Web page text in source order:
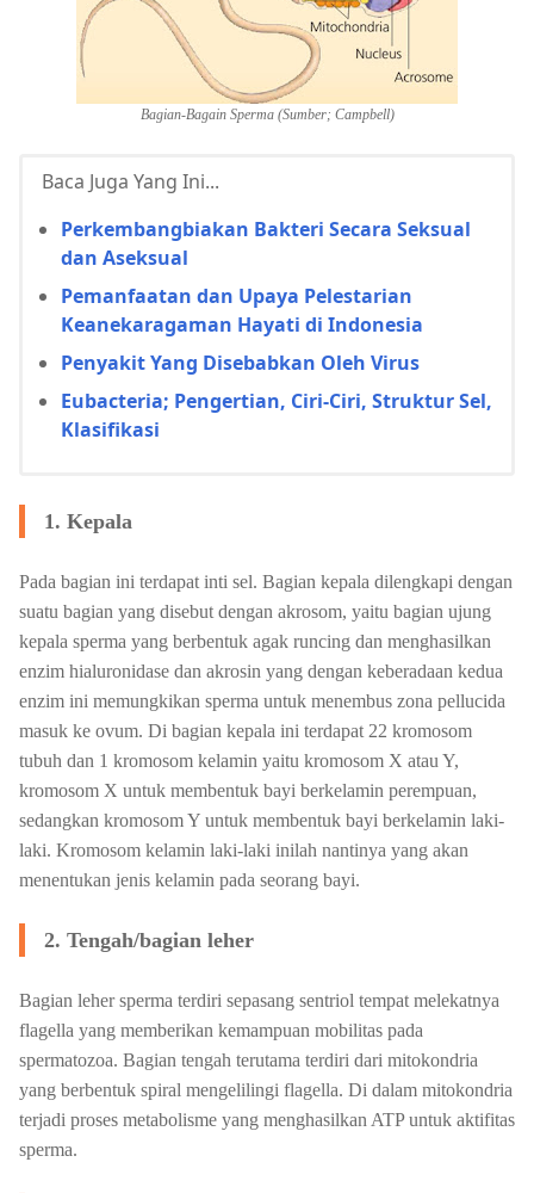
Bagian-Bagain Sperma (Sumber; Campbell)
Baca Juga Yang Ini...
Perkembangbiakan Bakteri Secara Seksual
dan Aseksual
Pemanfaatan dan Upaya Pelestarian
Keanekaragaman Hayati di Indonesia
Penyakit Yang Disebabkan Oleh Virus
Eubacteria; Pengertian, Ciri-Ciri, Struktur Sel,
Klasifikasi
1. Kepala
Pada bagian ini terdapat inti sel. Bagian kepala dilengkapi dengan
suatu bagian yang disebut dengan akrosom, yaitu bagian ujung
kepala sperma yang berbentuk agak runcing dan menghasilkan
enzim hialuronidase dan akrosin yang dengan keberadaan kedua
enzim ini memungkikan sperma untuk menembus zona pellucida
masuk ke ovum. Di bagian kepala ini terdapat 22 kromosom
tubuh dan 1 kromosom kelamin yaitu kromosom X atau Y,
kromosom X untuk membentuk bayi berkelamin perempuan,
sedangkan kromosom Y untuk membentuk bayi berkelamin laki-
laki. Kromosom kelamin laki-laki inilah nantinya yang akan
menentukan jenis kelamin pada seorang bayi.
2. Tengah/bagian leher
Bagian leher sperma terdiri sepasang sentriol tempat melekatnya
flagella yang memberikan kemampuan mobilitas pada
spermatozoa. Bagian tengah terutama terdiri dari mitokondria
yang berbentuk spiral mengelilingi flagella. Di dalam mitokondria
terjadi proses metabolisme yang menghasilkan ATP untuk aktifitas
sperma.